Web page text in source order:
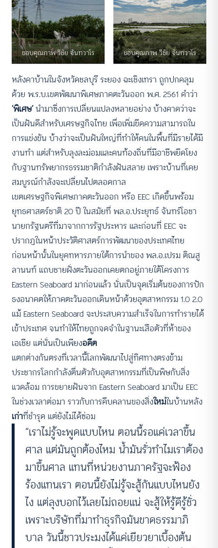
ขอบคุณภาพ วิชัย จันทวาโร ขอบคุณภาพ วิชัย จันทวาโร
หลังคาบ้านในจังหวัดชลบุรี ระยอง ฉะเชิงเทรา ถูกปกคลุม
ด้วย พ.ร.บ.เขตพัฒนาพิเศษภาคตะวันออก พ.ศ. 2561 คำว่า
‘พิเศษ’นำมาซึ่งการเปลี่ยนแปลงหลายอย่าง บ้างคาดว่าจะ
เป็นฝันดีสำหรับเศรษฐกิจไทย เพื่อเพิ่มขีดความสามารถใน
การแข่งขัน บ้างว่าจะเป็นฝันใหญ่ที่ทำให้คนในพื้นที่มีรายได้มี
งานทำ แต่สำหรับลุงละม่อมและคนท้องถิ่นที่มีอาชีพยึดโยง
กับฐานทรัพยากรธรรมชาติกำลังฝันสลาย เพราะบ้านที่เคย
สมบูรณ์กำลังจะเปลี่ยนไปตลอดกาล
เขตเศรษฐกิจพิเศษภาคตะวันออก หรือ EEC เกิดขึ้นพร้อม
ยุทธศาสตร์ชาติ 20 ปี ในสมัยที่ พล.อ.ประยุทธ์ จันทร์โอชา
นายกรัฐนตรีที่มาจากการรัฐประหาร และก่อนที่ EEC จะ
ปรากฏในหน้าประวัติศาสตร์การพัฒนาของประเทศไทย
ก่อนหน้านั้นในยุคทหารภายใต้การนำของ พล.อ.เปรม ติณสู
ลานนท์ แถบชายฝั่งตะวันออกเคยตกอยู่ภายใต้โครงการ
Eastern Seaboard มาก่อนแล้ว นั่นเป็นจุดเริ่มต้นของการปัก
ธงอนาคตให้ภาคตะวันออกเดินหน้าด้วยอุตสาหกรรม 1.0 2.0
แม้ Eastern Seaboard จะประสบความสำเร็จในการทำรายได้
เข้าประเทศ จนทำให้ไทยถูกจดจำในฐานะเสือตัวที่ห้าของ
เอเชีย แต่นั่นเป็นเพียงอดีต
แตกต่างกันตรงที่เวลานี้โลกพัฒนาไปสู่ทิศทางตรงข้าม
ประชากรโลกกำลังตื่นตัวกับอุตสาหกรรมที่เป็นพิษกับสิ่ง
แวดล้อม การขยายฝันจาก Eastern Seaboard มาเป็น EEC
ในช่วงเวลาต่อมา ราวกับการคืบคลานของสิ่งใหม่ในบ้านหลัง
เก่าที่ชำรุด แต่ยังไม่ได้ซ่อม
“เราไม่รู้จะพูดแบบไหน ตอนนี้รอแค่เวลาขึ้น
ศาล แต่มันถูกต้องไหม น้ำมันรั่วทำไมเราต้อง
มาขึ้นศาล แทนที่หน่วยงานภาครัฐจะฟ้อง
ร้องแทนเรา ตอนนี้ยังไม่รู้จะสู้กันแบบไหนยัง
ไง แต่ลุงบอกไว้เลยไม่ถอยแน่ จะสู้ให้รู้ดีรู้ชั่ว
เพราะบริษัทที่มาทำธุรกิจมันขาดธรรมาภิ
บาล วันนี้ชาวประมงได้แค่เยียวยาเบื้องต้น